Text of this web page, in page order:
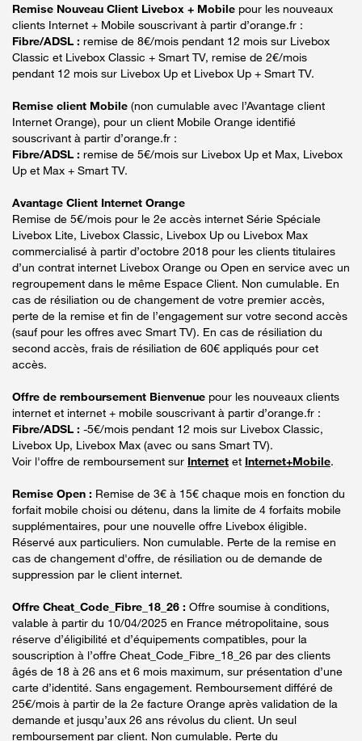
Remise Nouveau Client Livebox + Mobile pour les nouveaux
clients Internet + Mobile souscrivant à partir d’orange.fr :
Fibre/ADSL : remise de 8€/mois pendant 12 mois sur Livebox
Classic et Livebox Classic + Smart TV, remise de 2€/mois
pendant 12 mois sur Livebox Up et Livebox Up + Smart TV.
Remise client Mobile (non cumulable avec l’Avantage client
Internet Orange), pour un client Mobile Orange identifié
souscrivant à partir d’orange.fr :
Fibre/ADSL : remise de 5€/mois sur Livebox Up et Max, Livebox
Up et Max + Smart TV.
Avantage Client Internet Orange
Remise de 5€/mois pour le 2e accès internet Série Spéciale
Livebox Lite, Livebox Classic, Livebox Up ou Livebox Max
commercialisé à partir d’octobre 2018 pour les clients titulaires
d’un contrat internet Livebox Orange ou Open en service avec un
regroupement dans le même Espace Client. Non cumulable. En
cas de résiliation ou de changement de votre premier accès,
perte de la remise et fin de l’engagement sur votre second accès
(sauf pour les offres avec Smart TV). En cas de résiliation du
second accès, frais de résiliation de 60€ appliqués pour cet
accès.
Offre de remboursement Bienvenue pour les nouveaux clients
internet et internet + mobile souscrivant à partir d’orange.fr :
Fibre/ADSL : -5€/mois pendant 12 mois sur Livebox Classic,
Livebox Up, Livebox Max (avec ou sans Smart TV).
Voir l'offre de remboursement sur Internet et Internet+Mobile.
Remise Open : Remise de 3€ à 15€ chaque mois en fonction du
forfait mobile choisi ou détenu, dans la limite de 4 forfaits mobile
supplémentaires, pour une nouvelle offre Livebox éligible.
Réservé aux particuliers. Non cumulable. Perte de la remise en
cas de changement d'offre, de résiliation ou de demande de
suppression par le client internet.
Offre Cheat_Code_Fibre_18_26 : Offre soumise à conditions,
valable à partir du 10/04/2025 en France métropolitaine, sous
réserve d’éligibilité et d’équipements compatibles, pour la
souscription à l’offre Cheat_Code_Fibre_18_26 par des clients
âgés de 18 à 26 ans et 6 mois maximum, sur présentation d’une
carte d’identité. Sans engagement. Remboursement différé de
25€/mois à partir de la 2e facture Orange après validation de la
demande et jusqu’aux 26 ans révolus du client. Un seul
remboursement par client. Non cumulable. Perte du